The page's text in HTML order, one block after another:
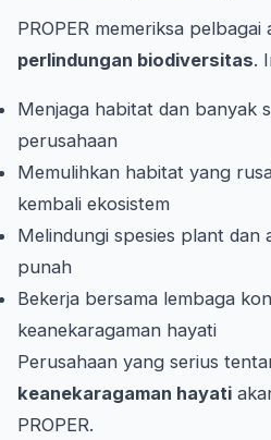
PROPER memeriksa pelbagai
perlindungan biodiversitas.
Menjaga habitat dan banyak
perusahaan
Memulihkan habitat yang
kembali ekosistem
Melindungi spesies plant dan
punah
Bekerja bersama lembaga
keanekaragaman hayati
Perusahaan yang serius
keanekaragaman hayati
PROPER.